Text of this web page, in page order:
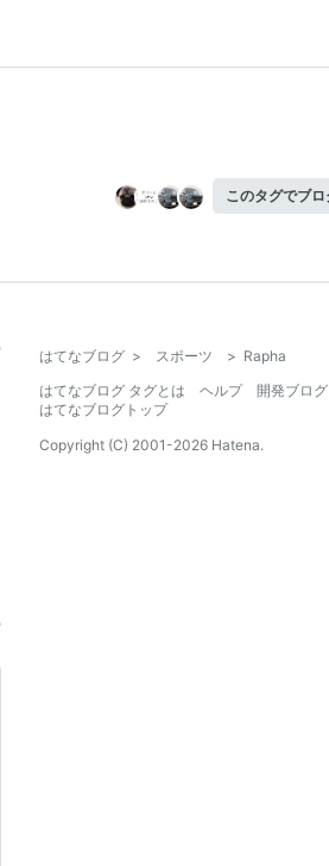
このタグでブロ
はてなブログ > スポーツ > Rapha
はてなブログ タグとは
ヘルプ
開発ブログ
はてなブログトップ
Copyright (C) 2001-2026 Hatena.